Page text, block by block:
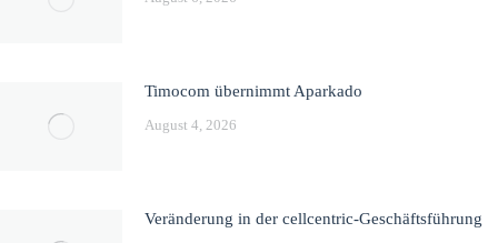
Timocom übernimmt Aparkado
August 4, 2026
Veränderung in der cellcentric-Geschäftsführung